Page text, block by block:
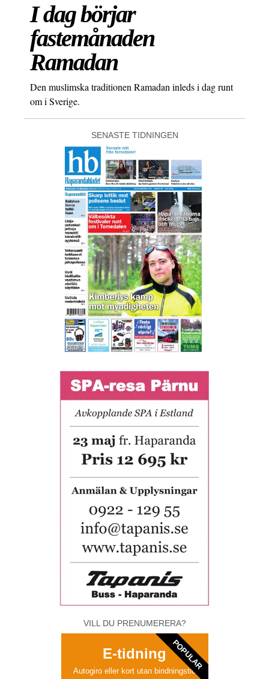
I dag börjar
fastemånaden
Ramadan
Den muslimska traditionen Ramadan inleds i dag runt
om i Sverige.
SENASTE TIDNINGEN
VILL DU PRENUMERERA?
E-tidning
Autogiro eller kort utan bindningstid
POPULAR